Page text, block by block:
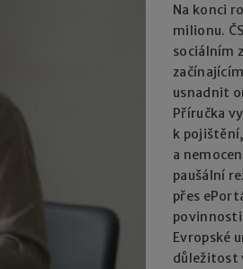
Na konci
milionu.
sociálním
usnadnit
Příručka
k
a
paušální
přes
povinnosti
Evropské
důležitost